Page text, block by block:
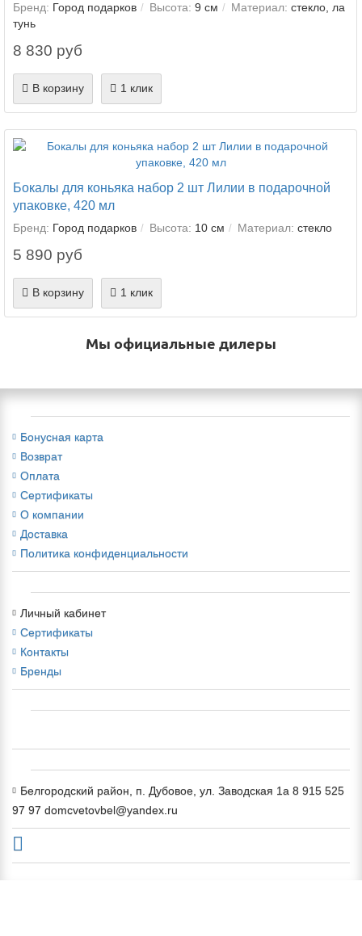
Бренд: Город подарков Высота: 9 см Материал: стекло, ла
тунь
8 830 руб
В корзину 1 клик
Бокалы для коньяка набор 2 шт Лилии в подарочной
упаковке, 420 мл
Бренд: Город подарков Высота: 10 см Материал: стекло
5 890 руб
В корзину 1 клик
Мы официальные дилеры
Бонусная карта
Возврат
Оплата
Сертификаты
О компании
Доставка
Политика конфиденциальности
Личный кабинет
Сертификаты
Контакты
Бренды
Белгородский район, п. Дубовое, ул. Заводская 1а 8 915 525
97 97 domcvetovbel@yandex.ru